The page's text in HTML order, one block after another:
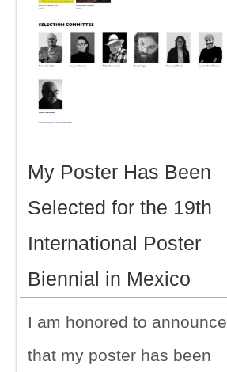
My Poster Has Been
Selected for the 19th
International Poster
Biennial in Mexico
I am honored to announce
that my poster has been